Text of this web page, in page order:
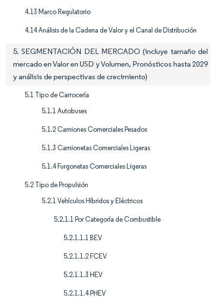
4.13 Marco Regulatorio
4.14 Análisis de la Cadena de Valor y el Canal de Distribución
5. SEGMENTACIÓN DEL MERCADO (incluye tamaño del
mercado en Valor en USD y Volumen, Pronósticos hasta 2029
y análisis de perspectivas de crecimiento)
5.1 Tipo de Carrocería
5.1.1 Autobuses
5.1.2 Camiones Comerciales Pesados
5.1.3 Camionetas Comerciales Ligeras
5.1.4 Furgonetas Comerciales Ligeras
5.2 Tipo de Propulsión
5.2.1 Vehículos Híbridos y Eléctricos
5.2.1.1 Por Categoría de Combustible
5.2.1.1.1 BEV
5.2.1.1.2 FCEV
5.2.1.1.3 HEV
5.2.1.1.4 PHEV